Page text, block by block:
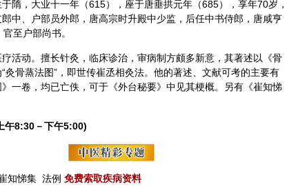
隋，大业十一年（615），座于唐垂拱元年（685），享年70岁，
中、户部员外郎，唐高宗时升殿中少监，后任中书侍郎，唐咸亨
至户部尚书。
活动。擅长针灸 ，临床诊治，审病制方颇多新意，其著述以《骨
骨蒸法图”，即世传崔丞相灸法。他的著述、文献可考的主要有
一卷，均已亡佚，可于《外台秘要》中见其梗概。另有《崔知悌
午8:30－下午5:00)
知悌集 法例 免费索取疾病资料